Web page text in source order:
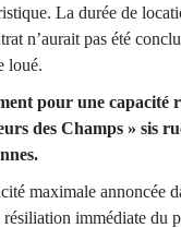
La durée de
n’aurait pas été
loué.
pour une capacité
Champs » sis
maximale annoncée
immédiate du